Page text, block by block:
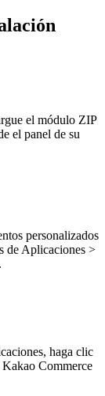
el módulo ZIP
el panel de su
personalizados
de Aplicaciones >
haga clic
Commerce